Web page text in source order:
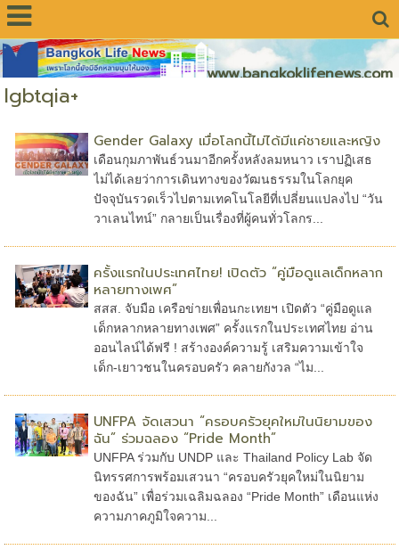
www.bangkoklifenews.com
lgbtqia+
Gender Galaxy เมื่อโลกนี้ไม่ได้มีแค่ชายและหญิง
เดือนกุมภาพันธ์วนมาอีกครั้งหลังลมหนาว เราปฏิเสธ
ไม่ได้เลยว่าการเดินทางของวัฒนธรรมในโลกยุค
ปัจจุบันรวดเร็วไปตามเทคโนโลยีที่เปลี่ยนแปลงไป “วัน
วาเลนไทน์” กลายเป็นเรื่องที่ผู้คนทั่วโลกร...
ครั้งแรกในประเทศไทย! เปิดตัว “คู่มือดูแลเด็กหลาก
หลายทางเพศ”
สสส. จับมือ เครือข่ายเพื่อนกะเทยฯ เปิดตัว “คู่มือดูแล
เด็กหลากหลายทางเพศ” ครั้งแรกในประเทศไทย อ่าน
ออนไลน์ได้ฟรี ! สร้างองค์ความรู้ เสริมความเข้าใจ
เด็ก-เยาวชนในครอบครัว คลายกังวล “ไม...
UNFPA จัดเสวนา “ครอบครัวยุคใหม่ในนิยามของ
ฉัน” ร่วมฉลอง “Pride Month”
UNFPA ร่วมกับ UNDP และ Thailand Policy Lab จัด
นิทรรศการพร้อมเสวนา “ครอบครัวยุคใหม่ในนิยาม
ของฉัน” เพื่อร่วมเฉลิมฉลอง “Pride Month” เดือนแห่ง
ความภาคภูมิใจความ...